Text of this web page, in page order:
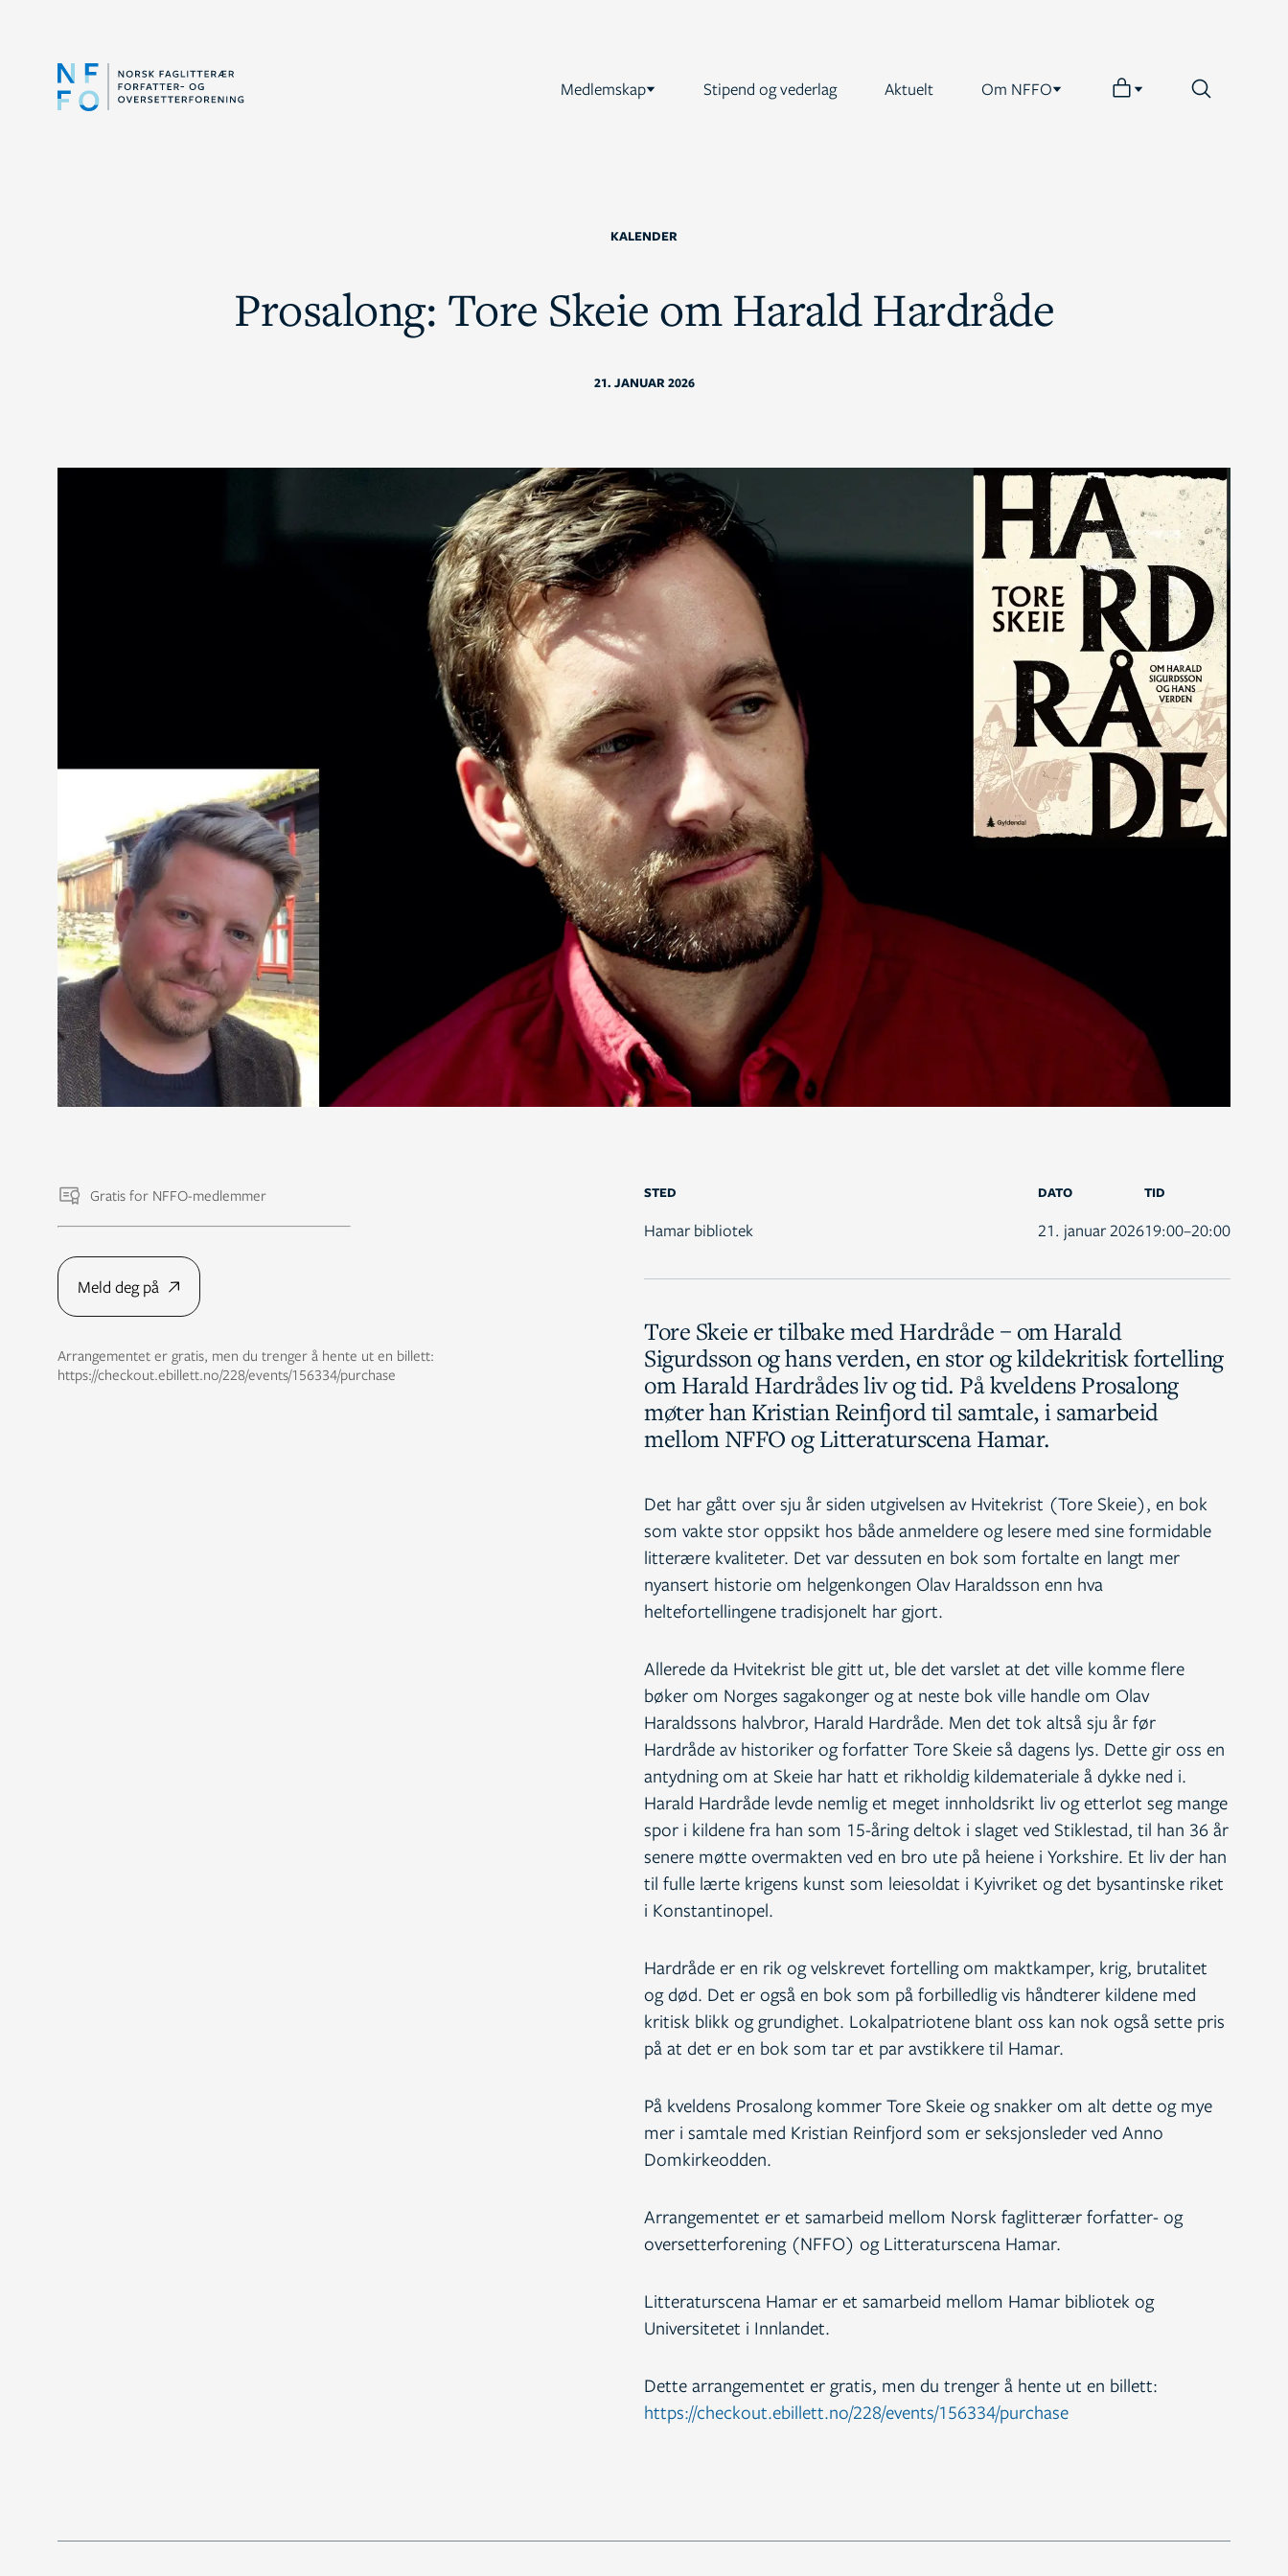
Medlemskap Stipend og vederlag Aktuelt Om NFFO
KALENDER
Prosalong: Tore Skeie om Harald Hardråde
21. JANUAR 2026
Gratis for NFFO-medlemmer
Meld deg på
Arrangementet er gratis, men du trenger å hente ut en billett:
https://checkout.ebillett.no/228/events/156334/purchase
STED
Hamar bibliotek
DATO
21. januar 2026
TID
19:00–20:00
Tore Skeie er tilbake med Hardråde – om Harald
Sigurdsson og hans verden, en stor og kildekritisk fortelling
om Harald Hardrådes liv og tid. På kveldens Prosalong
møter han Kristian Reinfjord til samtale, i samarbeid
mellom NFFO og Litteraturscena Hamar.
Det har gått over sju år siden utgivelsen av Hvitekrist (Tore Skeie), en bok
som vakte stor oppsikt hos både anmeldere og lesere med sine formidable
litterære kvaliteter. Det var dessuten en bok som fortalte en langt mer
nyansert historie om helgenkongen Olav Haraldsson enn hva
heltefortellingene tradisjonelt har gjort.
Allerede da Hvitekrist ble gitt ut, ble det varslet at det ville komme flere
bøker om Norges sagakonger og at neste bok ville handle om Olav
Haraldssons halvbror, Harald Hardråde. Men det tok altså sju år før
Hardråde av historiker og forfatter Tore Skeie så dagens lys. Dette gir oss en
antydning om at Skeie har hatt et rikholdig kildemateriale å dykke ned i.
Harald Hardråde levde nemlig et meget innholdsrikt liv og etterlot seg mange
spor i kildene fra han som 15-åring deltok i slaget ved Stiklestad, til han 36 år
senere møtte overmakten ved en bro ute på heiene i Yorkshire. Et liv der han
til fulle lærte krigens kunst som leiesoldat i Kyivriket og det bysantinske riket
i Konstantinopel.
Hardråde er en rik og velskrevet fortelling om maktkamper, krig, brutalitet
og død. Det er også en bok som på forbilledlig vis håndterer kildene med
kritisk blikk og grundighet. Lokalpatriotene blant oss kan nok også sette pris
på at det er en bok som tar et par avstikkere til Hamar.
På kveldens Prosalong kommer Tore Skeie og snakker om alt dette og mye
mer i samtale med Kristian Reinfjord som er seksjonsleder ved Anno
Domkirkeodden.
Arrangementet er et samarbeid mellom Norsk faglitterær forfatter- og
oversetterforening (NFFO) og Litteraturscena Hamar.
Litteraturscena Hamar er et samarbeid mellom Hamar bibliotek og
Universitetet i Innlandet.
Dette arrangementet er gratis, men du trenger å hente ut en billett:
https://checkout.ebillett.no/228/events/156334/purchase